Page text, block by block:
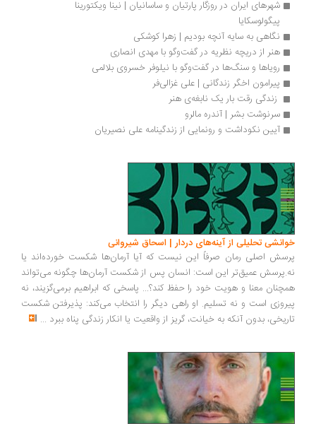
پیگولوسکایا
نگاهی به سایه آنچه بودیم | زهرا کوشکی
هنر از دریچه نظریه در گفت‌وگو با مهدی انصاری
رویاها و سنگ‌ها در گفت‌وگو با نیلوفر خسروی بلالمی
پیرامون اخگر زندگانی | علی غزالی‌فر
زندگی رقت بار یک نابغه‌ی هنر
سرنوشت بشر | آندره مالرو
آیین نکوداشت و رونمایی از زندگینامه‌ علی نصیریان
خوانشی تحلیلی از آینه‌های دردار | اسحاق شیروانی
پرسش اصلی رمان صرفاً این نیست که آیا آرمان‌ها شکست خورده‌اند یا
نه.پرسش عمیق‌تر این است: انسان پس از شکست آرمان‌ها چگونه می‌تواند
همچنان معنا و هویت خود را حفظ کند؟... پاسخی که ابراهیم برمی‌گزیند، نه
پیروزی است و نه تسلیم. او راهی دیگر را انتخاب می‌کند: پذیرفتن شکست
تاریخی، بدون آنکه به خیانت، گریز از واقعیت یا انکار زندگی پناه ببرد ...